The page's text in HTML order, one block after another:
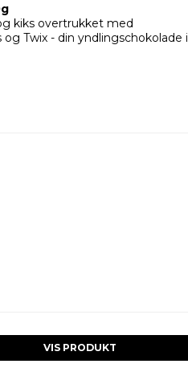
kiks overtrukket med
Twix - din yndlingschokolade i
VIS PRODUKT